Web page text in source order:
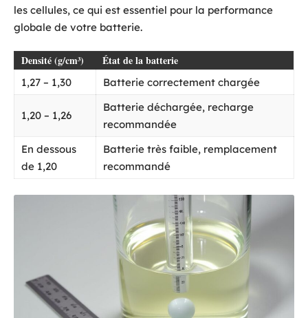
les cellules, ce qui est essentiel pour la performance
globale de votre batterie.
Densité (g/cm³) État de la batterie
1,27 – 1,30 Batterie correctement chargée
1,20 – 1,26
Batterie déchargée, recharge
recommandée
En dessous
de 1,20
Batterie très faible, remplacement
recommandé